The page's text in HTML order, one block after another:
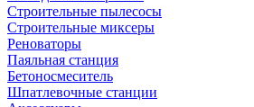
Строительные пылесосы
Строительные миксеры
Реноваторы
Паяльная станция
Бетоносмеситель
Шпатлевочные станции